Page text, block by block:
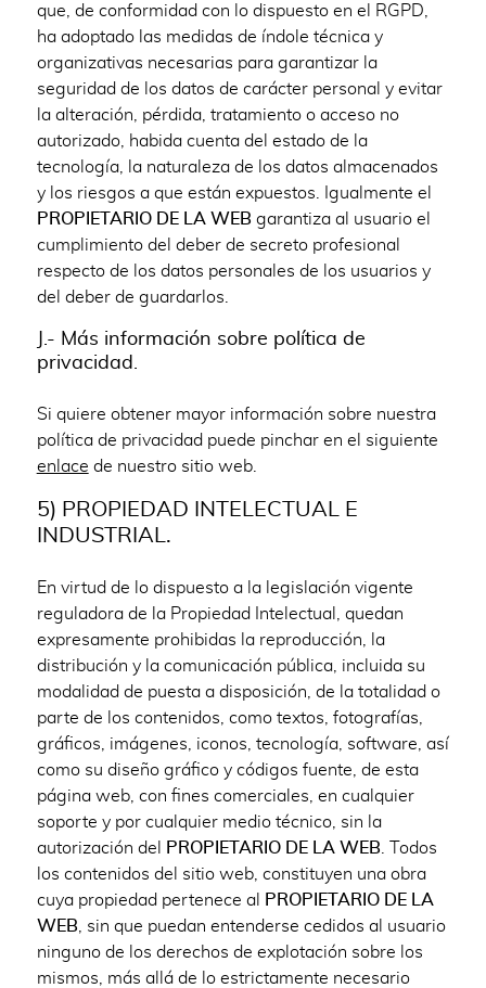
que, de conformidad con lo dispuesto en el RGPD,
ha adoptado las medidas de índole técnica y
organizativas necesarias para garantizar la
seguridad de los datos de carácter personal y evitar
la alteración, pérdida, tratamiento o acceso no
autorizado, habida cuenta del estado de la
tecnología, la naturaleza de los datos almacenados
y los riesgos a que están expuestos. Igualmente el
PROPIETARIO DE LA WEB garantiza al usuario el
cumplimiento del deber de secreto profesional
respecto de los datos personales de los usuarios y
del deber de guardarlos.
J.- Más información sobre política de
privacidad.
Si quiere obtener mayor información sobre nuestra
política de privacidad puede pinchar en el siguiente
enlace de nuestro sitio web.
5) PROPIEDAD INTELECTUAL E
INDUSTRIAL.
En virtud de lo dispuesto a la legislación vigente
reguladora de la Propiedad Intelectual, quedan
expresamente prohibidas la reproducción, la
distribución y la comunicación pública, incluida su
modalidad de puesta a disposición, de la totalidad o
parte de los contenidos, como textos, fotografías,
gráficos, imágenes, iconos, tecnología, software, así
como su diseño gráfico y códigos fuente, de esta
página web, con fines comerciales, en cualquier
soporte y por cualquier medio técnico, sin la
autorización del
PROPIETARIO DE LA WEB . Todos
los contenidos del sitio web, constituyen una obra
cuya propiedad pertenece al
PROPIETARIO DE LA
WEB , sin que puedan entenderse cedidos al usuario
ninguno de los derechos de explotación sobre los
mismos, más allá de lo estrictamente necesario